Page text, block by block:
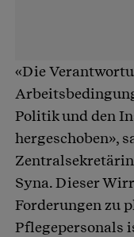
«Die
Politik und den
hergeschoben»,
Syna. Dieser
Forderungen zu
Pflegepersonals